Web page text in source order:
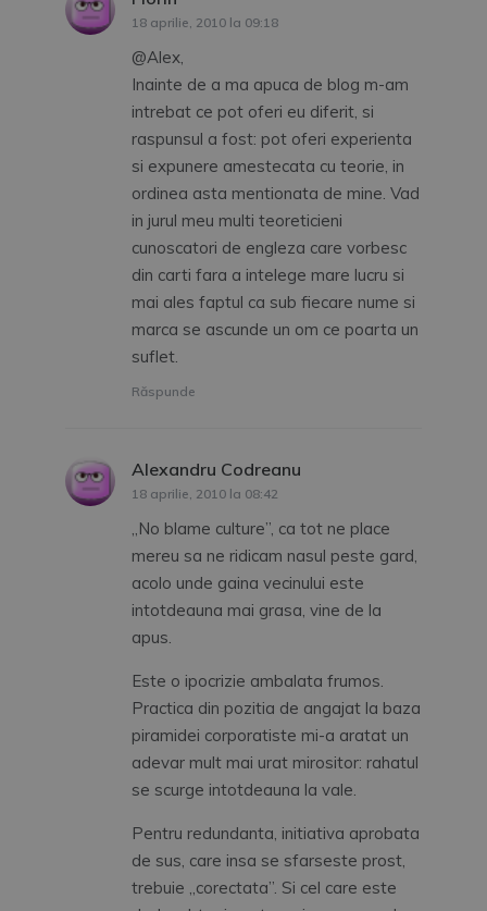
18 aprilie, 2010 la 09:18
@Alex,
Inainte de a ma apuca de blog m-am
intrebat ce pot oferi eu diferit, si
raspunsul a fost: pot oferi experienta
si expunere amestecata cu teorie, in
ordinea asta mentionata de mine. Vad
in jurul meu multi teoreticieni
cunoscatori de engleza care vorbesc
din carti fara a intelege mare lucru si
mai ales faptul ca sub fiecare nume si
marca se ascunde un om ce poarta un
suflet.
Răspunde
Alexandru Codreanu
18 aprilie, 2010 la 08:42
„No blame culture”, ca tot ne place
mereu sa ne ridicam nasul peste gard,
acolo unde gaina vecinului este
intotdeauna mai grasa, vine de la
apus.
Este o ipocrizie ambalata frumos.
Practica din pozitia de angajat la baza
piramidei corporatiste mi-a aratat un
adevar mult mai urat mirositor: rahatul
se scurge intotdeauna la vale.
Pentru redundanta, initiativa aprobata
de sus, care insa se sfarseste prost,
trebuie „corectata”. Si cel care este